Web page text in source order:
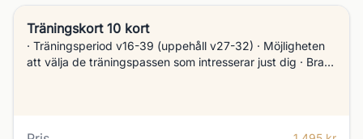
Träningskort 10 kort
· Träningsperiod v16-39 (uppehåll v27-32) · Möjligheten
att välja de träningspassen som intresserar just dig · Bra